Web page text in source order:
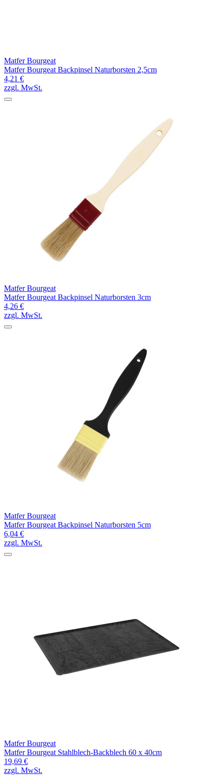
Matfer Bourgeat
Matfer Bourgeat Backpinsel Naturborsten 2,5cm
4,21 €
zzgl. MwSt.
Matfer Bourgeat
Matfer Bourgeat Backpinsel Naturborsten 3cm
4,26 €
zzgl. MwSt.
Matfer Bourgeat
Matfer Bourgeat Backpinsel Naturborsten 5cm
6,04 €
zzgl. MwSt.
Matfer Bourgeat
Matfer Bourgeat Stahlblech-Backblech 60 x 40cm
19,69 €
zzgl. MwSt.